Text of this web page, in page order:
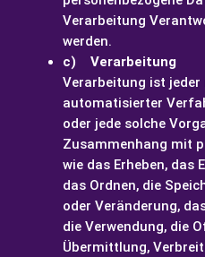
Verarbeitung
werden.
c) Verarbeitung
Verarbeitung ist
automatisierter
oder jede solche
Zusammenhang mit
wie das Erheben, das
das Ordnen, die
oder Veränderung,
die Verwendung, die
Übermittlung,